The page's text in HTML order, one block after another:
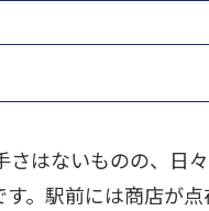
はないものの、日
。駅前には商店が